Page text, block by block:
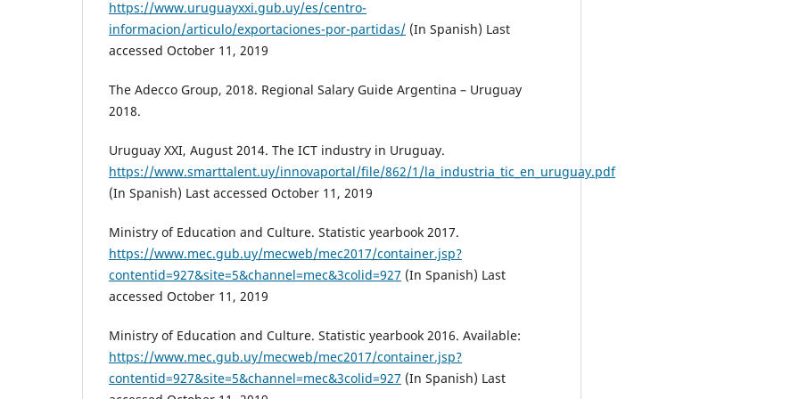
https://www.uruguayxxi.gub.uy/es/centro-
informacion/articulo/exportaciones-por-partidas/ (In Spanish) Last
accessed October 11, 2019
The Adecco Group, 2018. Regional Salary Guide Argentina – Uruguay
2018.
Uruguay XXI, August 2014. The ICT industry in Uruguay.
https://www.smarttalent.uy/innovaportal/file/862/1/la_industria_tic_en_uruguay.pdf
(In Spanish) Last accessed October 11, 2019
Ministry of Education and Culture. Statistic yearbook 2017.
https://www.mec.gub.uy/mecweb/mec2017/container.jsp?
contentid=927&site=5&channel=mec&3colid=927 (In Spanish) Last
accessed October 11, 2019
Ministry of Education and Culture. Statistic yearbook 2016. Available:
https://www.mec.gub.uy/mecweb/mec2017/container.jsp?
contentid=927&site=5&channel=mec&3colid=927 (In Spanish) Last